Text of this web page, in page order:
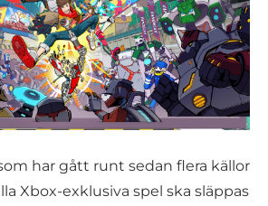
har gått runt sedan flera källor
Xbox-exklusiva spel ska släppas